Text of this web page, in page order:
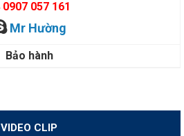
0907 057 161
Mr Hường
Bảo hành
VIDEO CLIP